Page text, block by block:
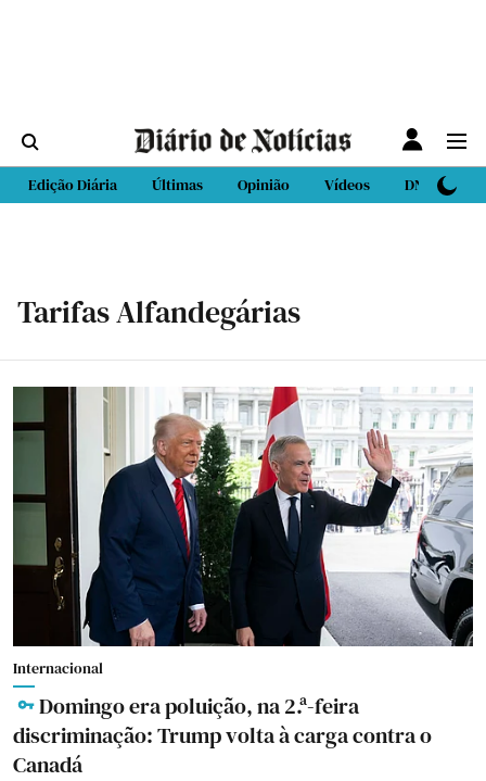
Edição Diária Últimas Opinião Vídeos DN Sport
Tarifas Alfandegárias
Internacional
Domingo era poluição, na 2.ª-feira
discriminação: Trump volta à carga contra o
Canadá